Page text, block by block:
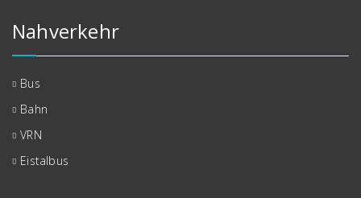
Nahverkehr
Bus
Bahn
VRN
Eistalbus